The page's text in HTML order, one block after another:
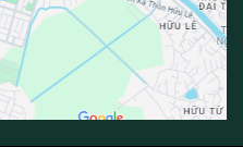
thời, thảm giúp giảm tiếng ồn,
hàng ngày.
Thang Màu Xám